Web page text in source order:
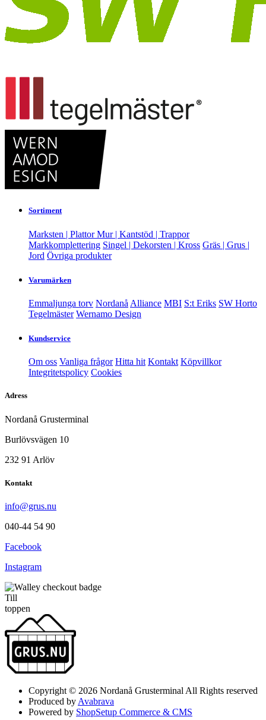
Sortiment
Marksten | PlattorMur | Kantstöd | Trappor
Markkomplettering Singel | Dekorsten | Kross Gräs | Grus |
Jord Övriga produkter
Varumärken
Emmaljunga torv Nordanå Alliance MBI S:t Eriks SW Horto
Tegelmäster Wernamo Design
Kundservice
Om oss Vanliga frågor Hitta hit Kontakt Köpvillkor
Integritetspolicy Cookies
Adress
Nordanå Grusterminal
Burlövsvägen 10
232 91 Arlöv
Kontakt
info@grus.nu
040-44 54 90
Facebook
Instagram
Till
toppen
Copyright © 2026 Nordanå Grusterminal All Rights reserved
Produced by Avabrava
Powered by ShopSetup Commerce & CMS